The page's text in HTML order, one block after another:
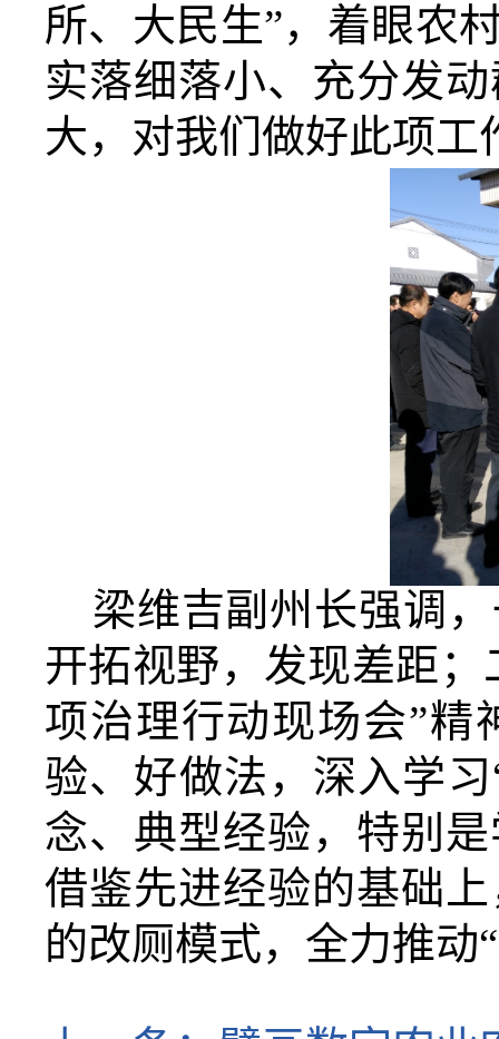
所、大民生”，着眼农
实落细落小、充分发
大，对我们做好此项
梁维吉副州长强调
开拓视野，发现差距
项治理行动现场会”精
验、好做法，深入学
念、典型经验，特别
借鉴先进经验的基础
的改厕模式，全力推动